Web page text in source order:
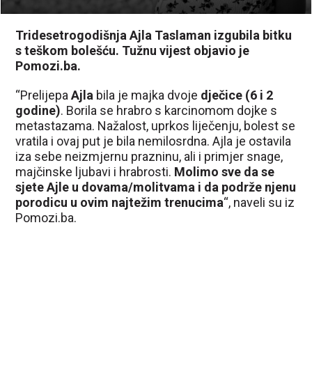
Tridesetrogodišnja Ajla Taslaman izgubila bitku
s teškom bolešću. Tužnu vijest objavio je
Pomozi.ba.
“PrelijepaAjla bila je majka dvoje dječice (6 i 2
godine). Borila se hrabro s karcinomom dojke s
metastazama. Nažalost, uprkos liječenju, bolest se
vratila i ovaj put je bila nemilosrdna. Ajla je ostavila
iza sebe neizmjernu prazninu, ali i primjer snage,
majčinske ljubavi i hrabrosti. Molimo sve da se
sjete Ajle u dovama/molitvama i da podrže njenu
porodicu u ovim najtežim trenucima“, naveli su iz
Pomozi.ba.